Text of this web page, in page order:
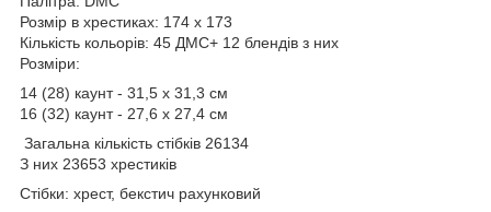
Розмір в хрестиках: 174 x 173
Кількість кольорів: 45 ДМС+ 12 блендів з них
Розміри:
14 (28) каунт - 31,5 х 31,3 см
16 (32) каунт - 27,6 х 27,4 см
Загальна кількість стібків 26134
З них 23653 хрестиків
Стібки: хрест, бекстич рахунковий